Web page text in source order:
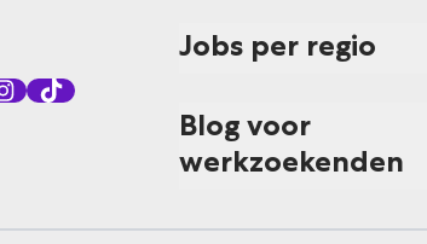
Jobs per regio
Blog voor
werkzoekenden